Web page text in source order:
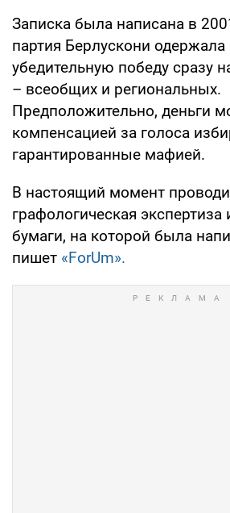
Записка была написана в
партия Берлускони
убедительную победу сразу
– всеобщих и региональных.
Предположительно, деньги
компенсацией за голоса
гарантированные мафией.
В настоящий момент
графологическая экспертиза
бумаги, на которой была
пишет «ForUm».